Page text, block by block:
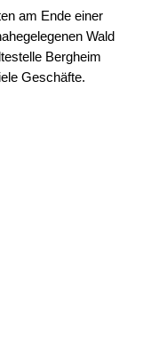
am Ende einer
Wald
Bergheim
Geschäfte.